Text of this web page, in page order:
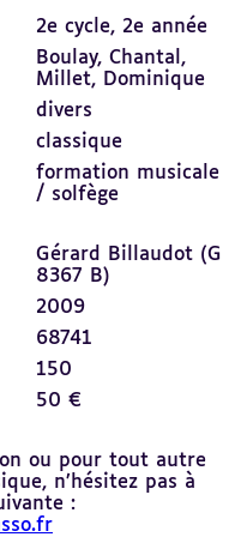
2e cycle, 2e année
Boulay, Chantal,
Millet, Dominique
divers
classique
formation musicale
/ solfège
Gérard Billaudot (G
8367 B)
2009
68741
150
50 €
ou pour tout autre
n’hésitez pas à
: